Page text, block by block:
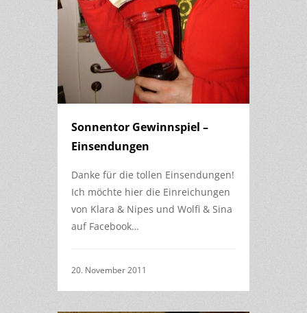
Sonnentor Gewinnspiel –
Einsendungen
Danke für die tollen Einsendungen!
Ich möchte hier die Einreichungen
von Klara & Nipes und Wolfi & Sina
auf Facebook…
20. November 2011